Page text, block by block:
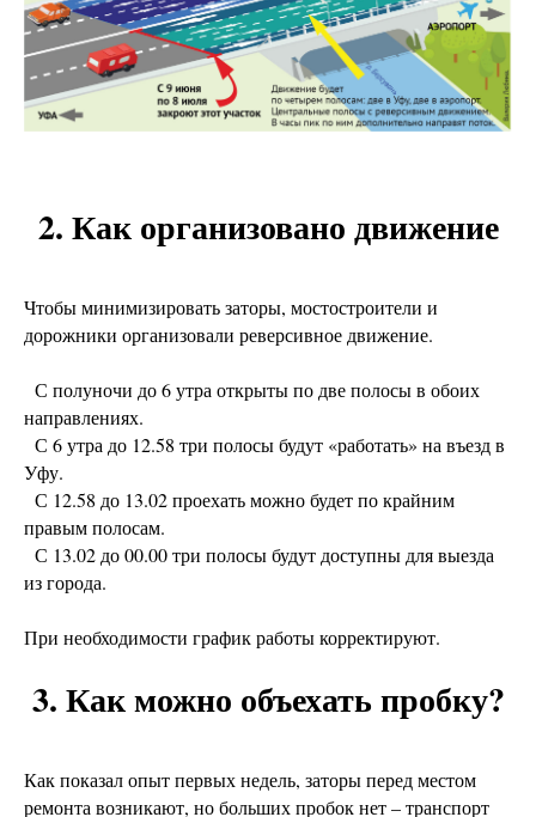
2. Как организовано движение
Чтобы минимизировать заторы, мостостроители и
дорожники организовали реверсивное движение.
С полуночи до 6 утра открыты по две полосы в обоих
направлениях.
С 6 утра до 12.58 три полосы будут «работать» на въезд в
Уфу.
С 12.58 до 13.02 проехать можно будет по крайним
правым полосам.
С 13.02 до 00.00 три полосы будут доступны для выезда
из города.
При необходимости график работы корректируют.
3. Как можно объехать пробку?
Как показал опыт первых недель, заторы перед местом
ремонта возникают, но больших пробок нет – транспорт